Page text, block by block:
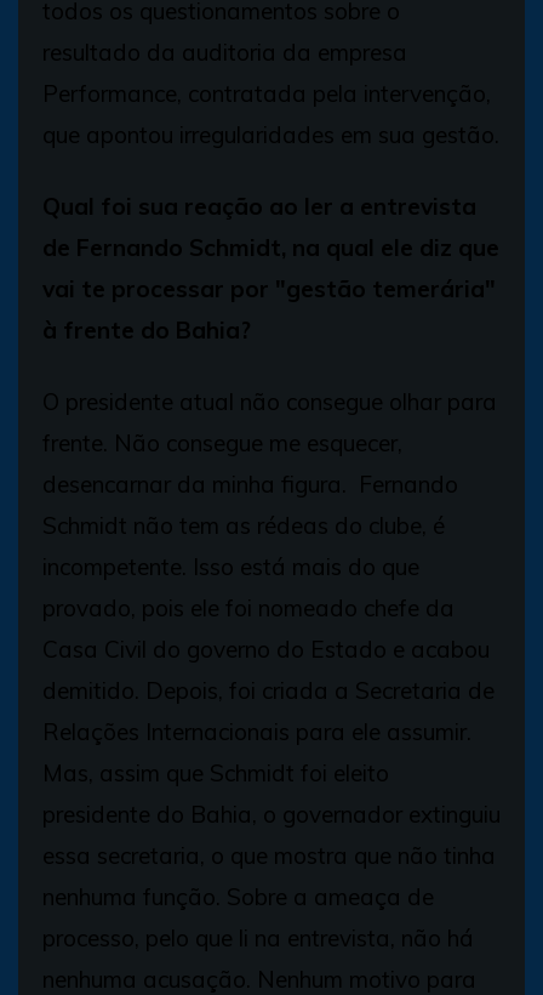
todos os questionamentos sobre o
resultado da auditoria da empresa
Performance, contratada pela intervenção,
que apontou irregularidades em sua gestão.
Qual foi sua reação ao ler a entrevista
de Fernando Schmidt, na qual ele diz que
vai te processar por "gestão temerária"
à frente do Bahia?
O presidente atual não consegue olhar para
frente. Não consegue me esquecer,
desencarnar da minha figura. Fernando
Schmidt não tem as rédeas do clube, é
incompetente. Isso está mais do que
provado, pois ele foi nomeado chefe da
Casa Civil do governo do Estado e acabou
demitido. Depois, foi criada a Secretaria de
Relações Internacionais para ele assumir.
Mas, assim que Schmidt foi eleito
presidente do Bahia, o governador extinguiu
essa secretaria, o que mostra que não tinha
nenhuma função. Sobre a ameaça de
processo, pelo que li na entrevista, não há
nenhuma acusação. Nenhum motivo para